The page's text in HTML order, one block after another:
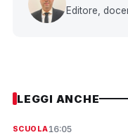
Editore,
LEGGI ANCHE
SCUOLA16:05